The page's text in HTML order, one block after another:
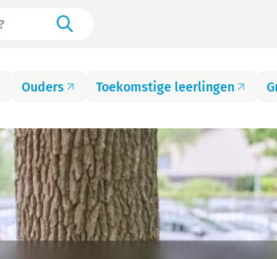
Ouders Toekomstige leerlingen